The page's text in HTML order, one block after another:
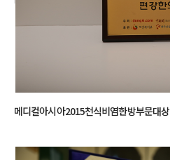
메디컬아시아2015천식비염한방부문대상